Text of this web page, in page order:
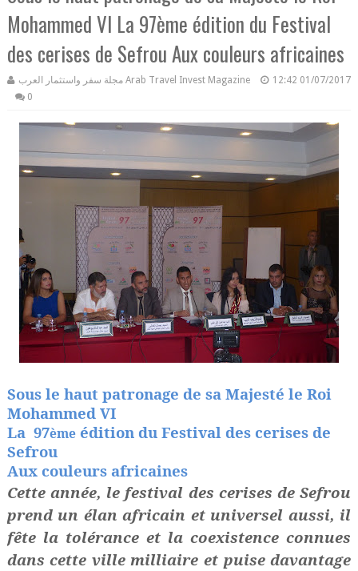
Mohammed VI La 97ème édition du Festival
des cerises de Sefrou Aux couleurs africaines
مجلة سفر واستثمار العرب Arab Travel Invest Magazine 12:42 01/07/2017
0
Sous le haut patronage de sa Majesté le Roi
Mohammed VI
La 97èmeédition du Festival des cerises de
Sefrou
Aux couleurs africaines
Cette année, le festival des cerises de Sefrou
prend un élan africain et universel aussi, il
fête la tolérance et la coexistence connues
dans cette ville milliaire et puise davantage